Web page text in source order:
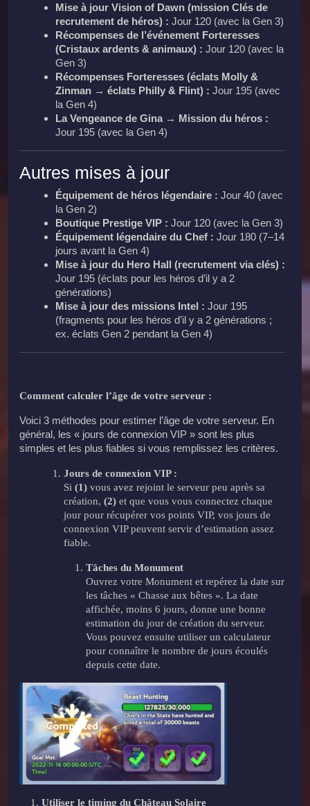
Mise à jour Vision of Dawn (mission Clés de
recrutement de héros) : Jour 120 (avec la Gen 3)
Récompenses de l’événement Forteresses
(Cristaux ardents & animaux) : Jour 120 (avec la
Gen 3)
Récompenses Forteresses (éclats Molly &
Zinman → éclats Philly & Flint) : Jour 195 (avec
la Gen 4)
La Vengeance de Gina → Mission du héros :
Jour 195 (avec la Gen 4)
Autres mises à jour
Équipement de héros légendaire : Jour 40 (avec
la Gen 2)
Boutique Prestige VIP : Jour 120 (avec la Gen 3)
Équipement légendaire du Chef : Jour 180 (7–14
jours avant la Gen 4)
Mise à jour du Hero Hall (recrutement via clés) :
Jour 195 (éclats pour les héros d’il y a 2
générations)
Mise à jour des missions Intel : Jour 195
(fragments pour les héros d’il y a 2 générations ;
ex. éclats Gen 2 pendant la Gen 4)
Comment calculer l’âge de votre serveur :
Voici 3 méthodes pour estimer l’âge de votre serveur. En
général, les « jours de connexion VIP » sont les plus
simples et les plus fiables si vous remplissez les critères.
Jours de connexion VIP :
Si (1) vous avez rejoint le serveur peu après sa
création, (2) et que vous vous connectez chaque
jour pour récupérer vos points VIP, vos jours de
connexion VIP peuvent servir d’estimation assez
fiable.
Tâches du Monument
Ouvrez votre Monument et repérez la date sur
les tâches « Chasse aux bêtes ». La date
affichée, moins 6 jours, donne une bonne
estimation du jour de création du serveur.
Vous pouvez ensuite utiliser un calculateur
pour connaître le nombre de jours écoulés
depuis cette date.
Utiliser le timing du Château Solaire